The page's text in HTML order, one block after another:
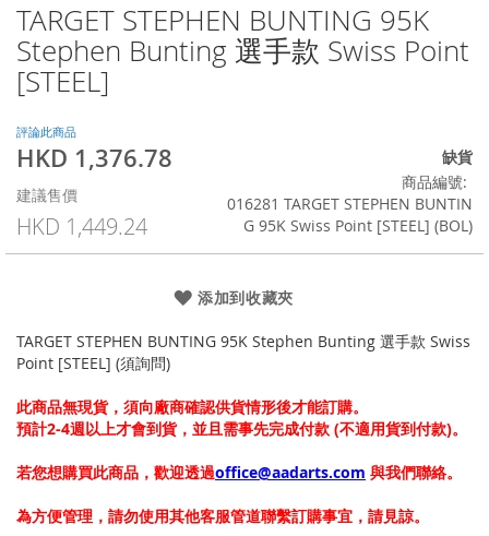
TARGET STEPHEN BUNTING 95K
Stephen Bunting 選手款 Swiss Point
[STEEL]
評論此商品
特
價
格
HKD 1,376.78
建議售價
HKD 1,449.24
缺貨
商品編號
016281 TARGET STEPHEN BUNTIN
G 95K Swiss Point [STEEL] (BOL)
添加到收藏夾
TARGET STEPHEN BUNTING 95K Stephen Bunting 選手款 Swiss
Point [STEEL] (須詢問)
此商品無現貨，須向廠商確認供貨情形後才能訂購。
預計2-4週以上才會到貨，並且需事先完成付款 (不適用貨到付款)。
若您想購買此商品，歡迎透過office@aadarts.com 與我們聯絡。
為方便管理，請勿使用其他客服管道聯繫訂購事宜，請見諒。
Skip
to
the
beginning
of
the
images
gallery